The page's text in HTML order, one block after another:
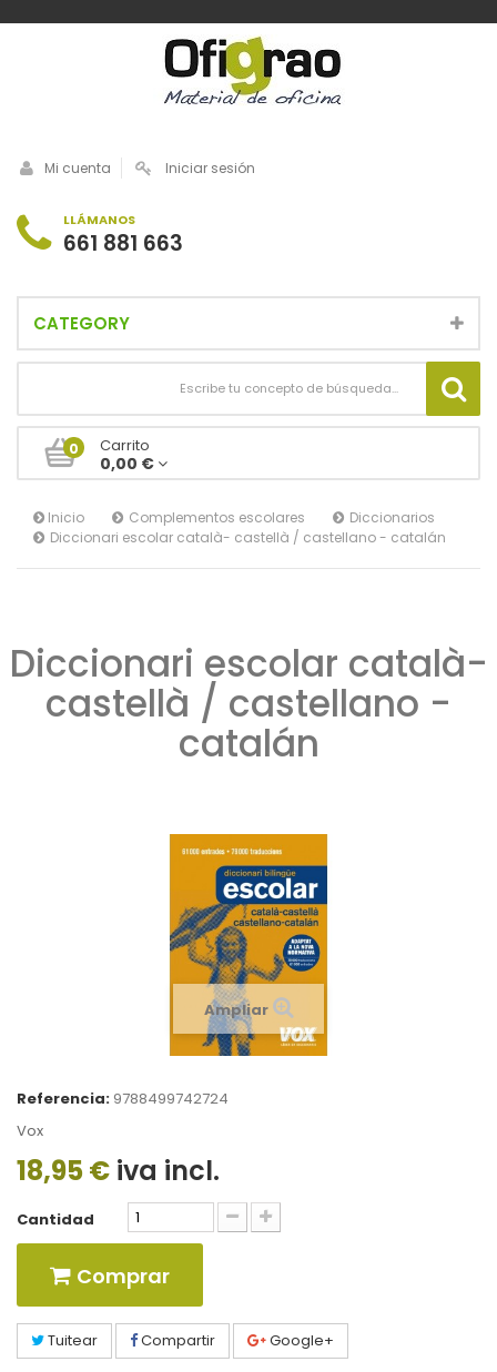
Mi cuenta Iniciar sesión
LLÁMANOS
661 881 663
CATEGORY
0 Carrito
0,00 €
Inicio Complementos escolares
Diccionarios
Diccionari escolar català- castellà / castellano - catalán
Diccionari escolar català-
castellà / castellano -
catalán
Ampliar
Referencia: 9788499742724
Vox
18,95 € iva incl.
Cantidad
Comprar
Tuitear Compartir Google+